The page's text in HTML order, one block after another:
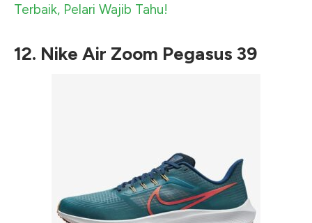
Terbaik, Pelari Wajib Tahu!
12. Nike Air Zoom Pegasus 39